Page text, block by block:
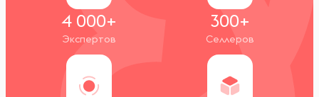
4 000+
Экспертов
300+
Селлеров